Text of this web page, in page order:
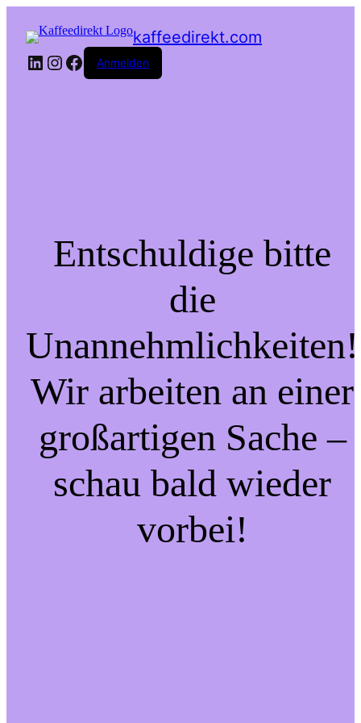
kaffeedirekt.com
LinkedIn
Instagram
Facebook
Anmelden
Entschuldige bitte
die
Unannehmlichkeiten!
Wir arbeiten an einer
großartigen Sache –
schau bald wieder
vorbei!